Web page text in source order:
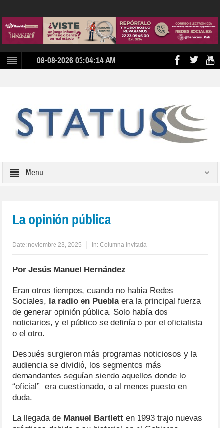
08-08-2026 03:04:14 AM
Menu
La opinión pública
Date: noviembre 23, 2025 in:Columna invitada
Por Jesús Manuel Hernández
Eran otros tiempos, cuando no había Redes
Sociales, la radio en Pueblaera la principal fuerza
de generar opinión pública. Solo había dos
noticiarios, y el público se definía o por el oficialista
o el otro.
Después surgieron más programas noticiosos y la
audiencia se dividió, los segmentos más
demandantes seguían siendo aquellos donde lo
“oficial” era cuestionado, o al menos puesto en
duda.
La llegada de Manuel Bartlett en 1993 trajo nuevas